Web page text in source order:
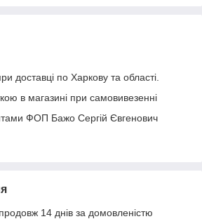
доставці по Харкову та області.
в магазині при самовивезенні
ФОП Бажо Сергій Євгенович
14 днів за домовленістю